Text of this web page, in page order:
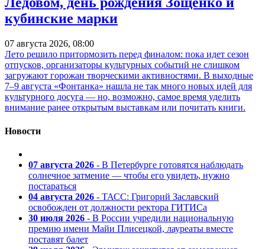
кубинские марки
07 августа 2026, 08:00
Лето решило притормозить перед финалом: пока идет сезон
отпусков, организаторы культурных событий не слишком
загружают горожан творческими активностями. В выходные
7–9 августа «Фонтанка» нашла не так много новых идей для
культурного досуга — но, возможно, самое время уделить
внимание ранее открытым выставкам или почитать книги.
Новости
07 августа 2026 - В Петербурге готовятся наблюдать
солнечное затмение — чтобы его увидеть, нужно
постараться
04 августа 2026 - ТАСС: Григорий Заславский
освобожден от должности ректора ГИТИСа
30 июля 2026 - В России учредили национальную
премию имени Майи Плисецкой, лауреаты вместе
поставят балет